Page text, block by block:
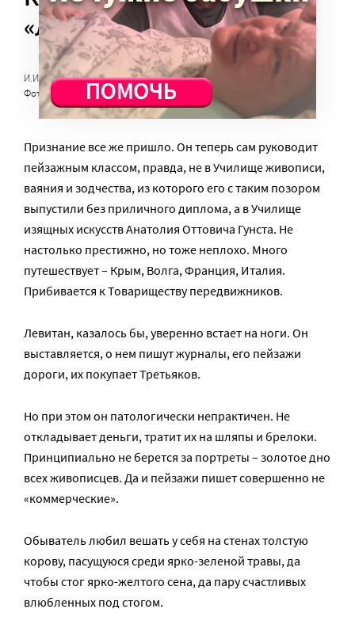
«Левитан»
И.И. Левитан за работой в московской мастерской. 1890 — е годы.
Фото с сайта levitan-world.ru
Признание все же пришло. Он теперь сам руководит
пейзажным классом, правда, не в Училище живописи,
ваяния и зодчества, из которого его с таким позором
выпустили без приличного диплома, а в Училище
изящных искусств Анатолия Оттовича Гунста. Не
настолько престижно, но тоже неплохо. Много
путешествует – Крым, Волга, Франция, Италия.
Прибивается к Товариществу передвижников.
Левитан, казалось бы, уверенно встает на ноги. Он
выставляется, о нем пишут журналы, его пейзажи
дороги, их покупает Третьяков.
Но при этом он патологически непрактичен. Не
откладывает деньги, тратит их на шляпы и брелоки.
Принципиально не берется за портреты – золотое дно
всех живописцев. Да и пейзажи пишет совершенно не
«коммерческие».
Обыватель любил вешать у себя на стенах толстую
корову, пасущуюся среди ярко-зеленой травы, да
чтобы стог ярко-желтого сена, да пару счастливых
влюбленных под стогом.